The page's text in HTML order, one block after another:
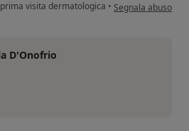
prima visita dermatologica • secondo
Segnala abuso
D'Onofrio